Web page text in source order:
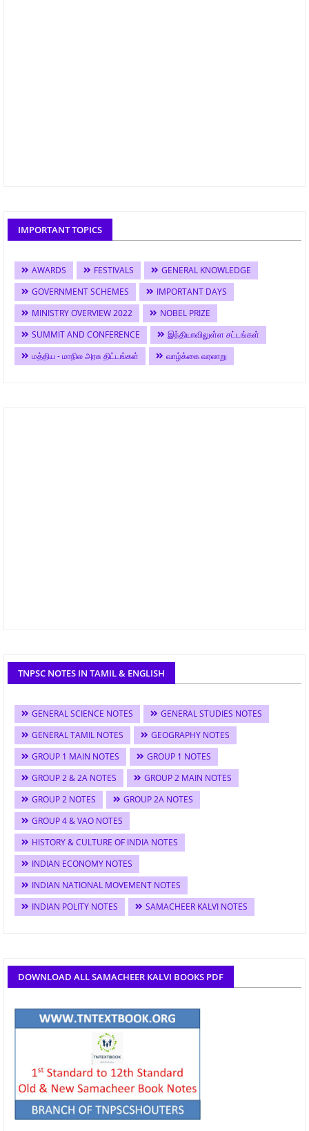
IMPORTANT TOPICS
AWARDS FESTIVALS
GENERAL KNOWLEDGE
GOVERNMENT SCHEMES
IMPORTANT DAYS
MINISTRY OVERVIEW 2022
NOBEL PRIZE
SUMMIT AND CONFERENCE
இந்தியாவிலுள்ள சட்டங்கள்
மத்திய - மாநில அரசு திட்டங்கள்
வாழ்க்கை வரலாறு
TNPSC NOTES IN TAMIL & ENGLISH
GENERAL SCIENCE NOTES
GENERAL STUDIES NOTES
GENERAL TAMIL NOTES
GEOGRAPHY NOTES
GROUP 1 MAIN NOTES
GROUP 1 NOTES
GROUP 2 & 2A NOTES
GROUP 2 MAIN NOTES
GROUP 2 NOTES
GROUP 2A NOTES
GROUP 4 & VAO NOTES
HISTORY & CULTURE OF INDIA NOTES
INDIAN ECONOMY NOTES
INDIAN NATIONAL MOVEMENT NOTES
INDIAN POLITY NOTES
SAMACHEER KALVI NOTES
DOWNLOAD ALL SAMACHEER KALVI BOOKS PDF